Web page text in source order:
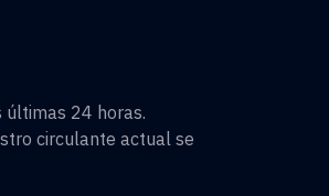
últimas 24 horas.
circulante actual se